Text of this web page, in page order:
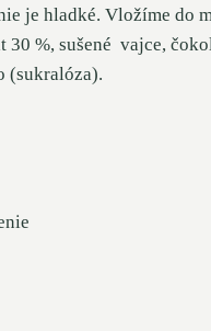
je hladké. Vložíme do
%, sušené vajce,
(sukralóza).